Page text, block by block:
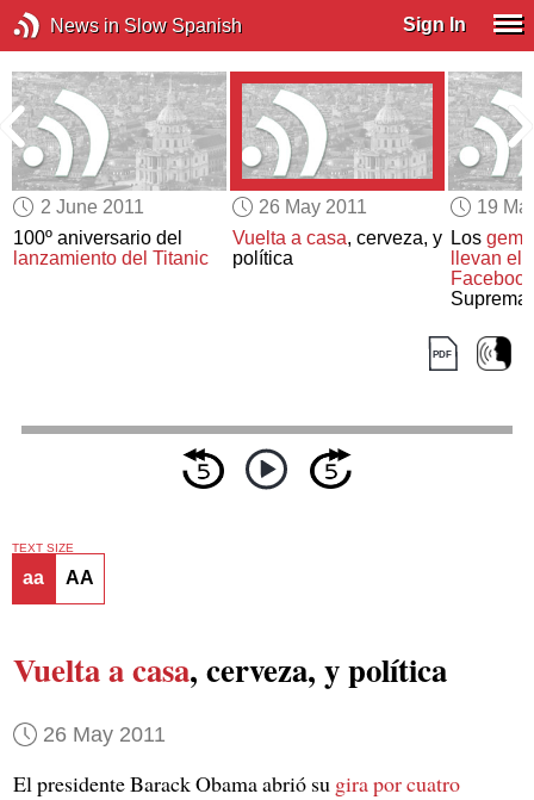
News in Slow Spanish Sign In
2 June 2011
100º aniversario del
lanzamiento del Titanic
26 May 2011
Vuelta a casa, cerveza, y
política
19
Los
llevan el
Facebook
Suprema
TEXT SIZE
aa AA
Vuelta a casa, cerveza, y política
26 May 2011
El presidente Barack Obama abrió su gira por cuatro